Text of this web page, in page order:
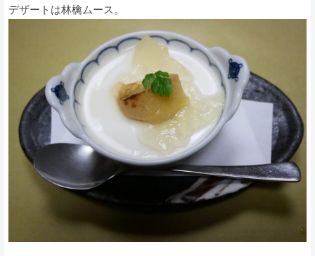
デザートは林檎ムース。